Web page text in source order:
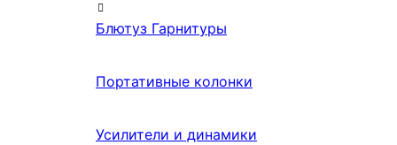
Блютуз Гарнитуры
Портативные колонки
Усилители и динамики